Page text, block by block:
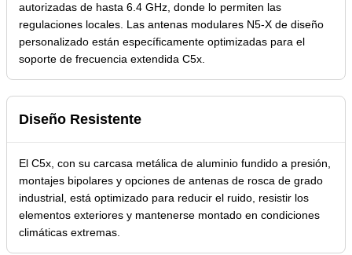
autorizadas de hasta 6.4 GHz, donde lo permiten las
regulaciones locales. Las antenas modulares N5-X de diseño
personalizado están específicamente optimizadas para el
soporte de frecuencia extendida C5x.
Diseño Resistente
El C5x, con su carcasa metálica de aluminio fundido a presión,
montajes bipolares y opciones de antenas de rosca de grado
industrial, está optimizado para reducir el ruido, resistir los
elementos exteriores y mantenerse montado en condiciones
climáticas extremas.